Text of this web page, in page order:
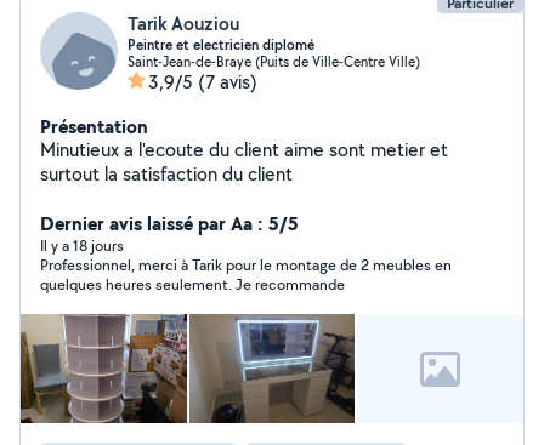
Tarik Aouziou
Peintre et electricien diplomé
Saint-Jean-de-Braye (Puits de Ville-Centre Ville)
3,9/5 (7 avis)
Présentation
Minutieux a l'ecoute du client aime sont metier et
surtout la satisfaction du client
Dernier avis laissé par Aa : 5/5
Il y a 18 jours
Professionnel, merci à Tarik pour le montage de 2 meubles en
quelques heures seulement. Je recommande